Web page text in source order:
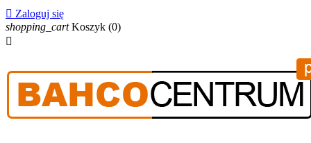
 Zaloguj się
shopping_cart Koszyk (0)
